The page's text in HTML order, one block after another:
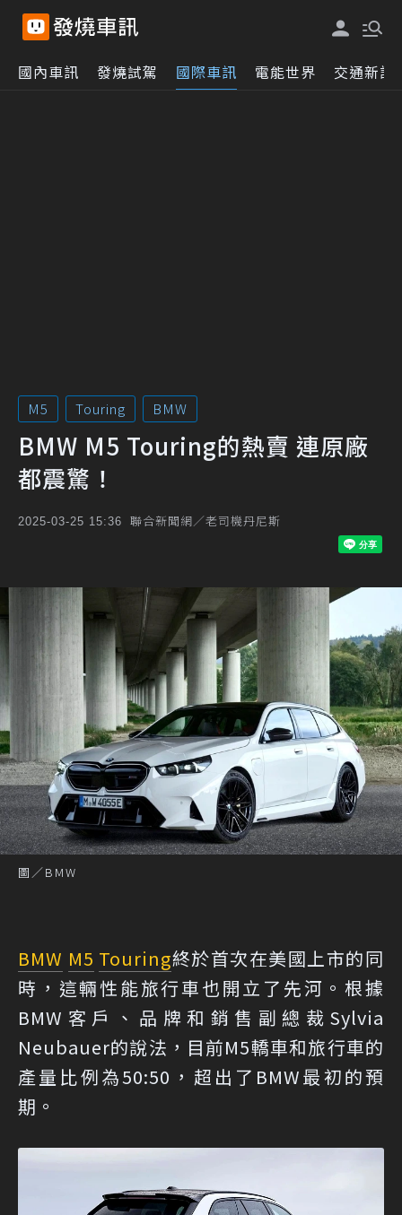
國內車訊 發燒試駕 國際車訊 電能世界 交通新訊
M5 Touring BMW
BMW M5 Touring的熱賣 連原廠
都震驚！
2025-03-25 15:36 聯合新聞網／老司機丹尼斯
圖／BMW
BMW M5 Touring終於首次在美國上市的同
時，這輛性能旅行車也開立了先河。根據
BMW客戶、品牌和銷售副總裁Sylvia
Neubauer的說法，目前M5轎車和旅行車的
產量比例為50:50，超出了BMW最初的預
期。